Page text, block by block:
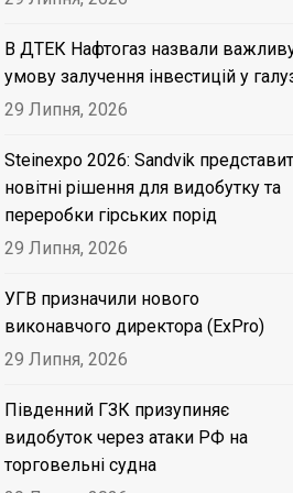
В ДТЕК Нафтогаз назвали
умову залучення інвестицій у
29 Липня, 2026
Steinexpo 2026: Sandvik
новітні рішення для видобутку та
переробки гірських порід
29 Липня, 2026
УГВ призначили нового
виконавчого директора (ExPro)
29 Липня, 2026
Південний ГЗК призупиняє
видобуток через атаки РФ на
торговельні судна